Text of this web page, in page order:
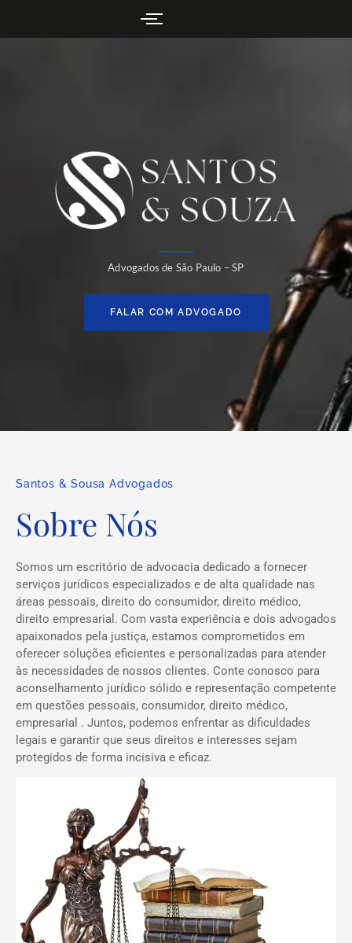
Advogados de São Paulo – SP
FALAR COM ADVOGADO
Santos & Sousa Advogados
Sobre Nós
Somos um escritório de advocacia dedicado a fornecer
serviços jurídicos especializados e de alta qualidade nas
áreas pessoais, direito do consumidor, direito médico,
direito empresarial. Com vasta experiência e dois advogados
apaixonados pela justiça, estamos comprometidos em
oferecer soluções eficientes e personalizadas para atender
às necessidades de nossos clientes. Conte conosco para
aconselhamento jurídico sólido e representação competente
em questões pessoais, consumidor, direito médico,
empresarial . Juntos, podemos enfrentar as dificuldades
legais e garantir que seus direitos e interesses sejam
protegidos de forma incisiva e eficaz.